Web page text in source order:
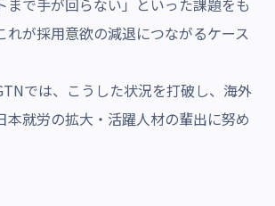
まで手が回らない」といった課題をも
れが採用意欲の減退につながるケース
では、こうした状況を打破し、海外
本就労の拡大・活躍人材の輩出に努め